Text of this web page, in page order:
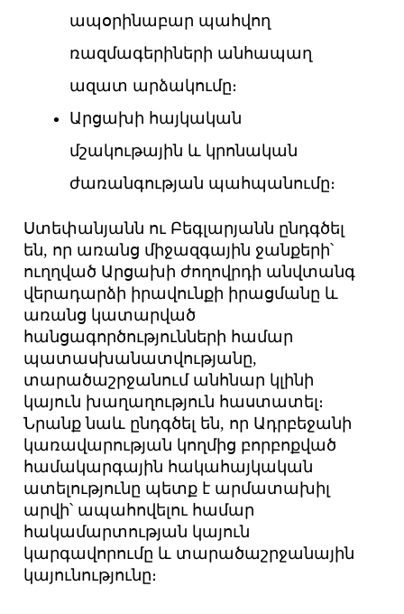
ապօրինաբար պահվող
ռազմագերիների անհապաղ
ազատ արձակումը։
Արցախի հայկական
մշակութային և կրոնական
ժառանգության պահպանումը։
Ստեփանյանն ու Բեգլարյանն ընդգծել
են, որ առանց միջազգային ջանքերի՝
ուղղված Արցախի ժողովրդի անվտանգ
վերադարձի իրավունքի իրացմանը և
առանց կատարված
հանցագործությունների համար
պատասխանատվությանը,
տարածաշրջանում անհնար կլինի
կայուն խաղաղություն հաստատել։
Նրանք նաև ընդգծել են, որ Ադրբեջանի
կառավարության կողմից բորբոքված
համակարգային հակահայկական
ատելությունը պետք է արմատախիլ
արվի՝ ապահովելու համար
հակամարտության կայուն
կարգավորումը և տարածաշրջանային
կայունությունը։